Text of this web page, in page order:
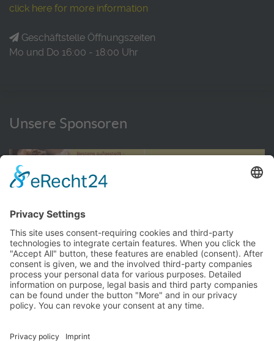
click here for more information
Geschäftstelle Öffnungszeiten
Mo und Do 16:00 - 18:00 Uhr
Unsere Sponsoren
© TC Bernhausen e.V. 2016 - 2026